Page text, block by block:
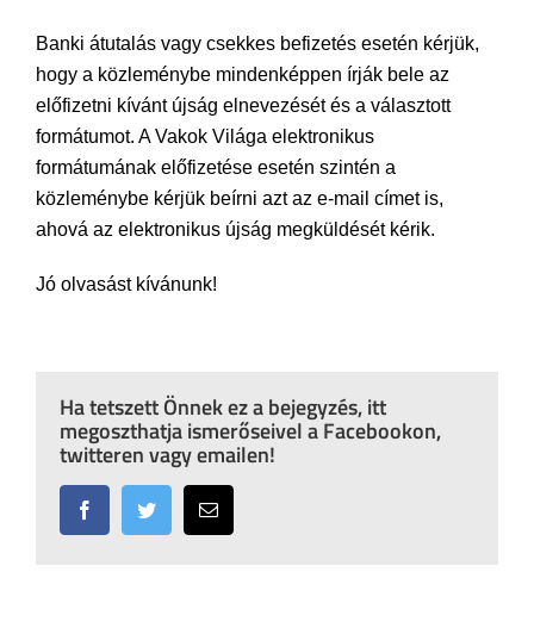
Banki átutalás vagy csekkes befizetés esetén kérjük,
hogy a közleménybe mindenképpen írják bele az
előfizetni kívánt újság elnevezését és a választott
formátumot. A Vakok Világa elektronikus
formátumának előfizetése esetén szintén a
közleménybe kérjük beírni azt az e-mail címet is,
ahová az elektronikus újság megküldését kérik.
Jó olvasást kívánunk!
Ha tetszett Önnek ez a bejegyzés, itt
megoszthatja ismerőseivel a Facebookon,
twitteren vagy emailen!
FacebookTwitter Email: